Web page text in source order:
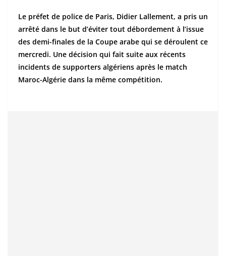
Le préfet de police de Paris, Didier Lallement, a pris un
arrêté dans le but d’éviter tout débordement à l’issue
des demi-finales de la Coupe arabe qui se déroulent ce
mercredi. Une décision qui fait suite aux récents
incidents de supporters algériens après le match
Maroc-Algérie dans la même compétition.